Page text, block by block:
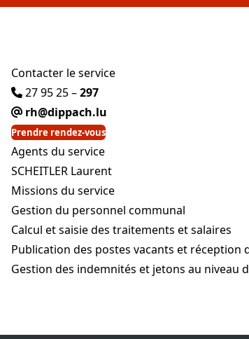
Contacter le service
27 95 25 –297
rh@dippach.lu
Prendre rendez-vous
Agents du service
SCHEITLER Laurent
Missions du service
Gestion du personnel communal
Calcul et saisie des traitements et salaires
Publication des postes vacants et réception
Gestion des indemnités et jetons au niveau